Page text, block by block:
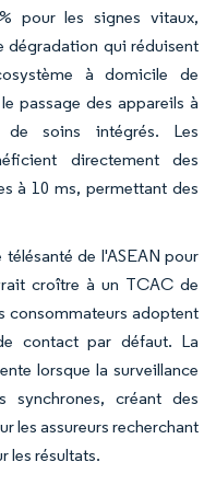
pour les signes vitaux,
dégradation qui réduisent
à domicile de
passage des appareils à
de soins intégrés. Les
directement des
à 10 ms, permettant des
de l'ASEAN pour
croître à un TCAC de
consommateurs adoptent
contact par défaut. La
lorsque la surveillance
synchrones, créant des
les assureurs recherchant
les résultats.